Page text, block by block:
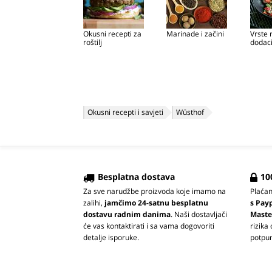
Okusni recepti za
roštilj
Marinade i začini
Vrste
dodaci
Okusni recepti i savjeti Wüsthof
Besplatna dostava
Za sve narudžbe proizvoda koje imamo na
zalihi, jamčimo 24-satnu besplatnu
dostavu radnim danima. Naši dostavljači
će vas kontaktirati i sa vama dogovoriti
detalje isporuke.
s
rizika